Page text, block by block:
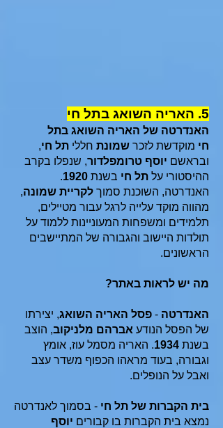
5. האריה השואג בתל חי
האנדרטה של האריה השואג בתל
חי מוקדשת לזכר שמונת חללי תל חי,
ובראשם יוסף טרומפלדור, שנפלו בקרב
ההיסטורי על תל חי בשנת 1920
.
האנדרטה, השוכנת סמוך לקריית שמונה,
מהווה מוקד עלייה לרגל עבור מטיילים,
תלמידים ומשפחות המעוניינות ללמוד על
תולדות היישוב והגבורה של המתיישבים
הראשונים.
מה יש לראות באתר?
האנדרטה - פסל האריה השואג, יצירתו
של הפסל הנודע אברהם מלניקוב, הוצב
בשנת 1934. האריה מסמל עוז, אומץ
וגבורה, בעוד מראהו הכפוף משדר עצב
ואבל על הנופלים.
בית הקברות של תל חי - בסמוך לאנדרטה
נמצא בית הקברות בו קבורים יוסף